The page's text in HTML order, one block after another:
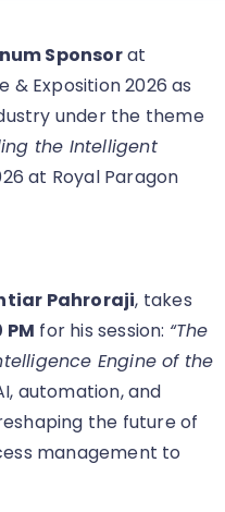
Sponsorat
& Exposition 2026 as
under the theme
the Intelligent
at Royal Paragon
Pahroraji, takes
PM for his session: “The
Engine of the
automation, and
the future of
management to